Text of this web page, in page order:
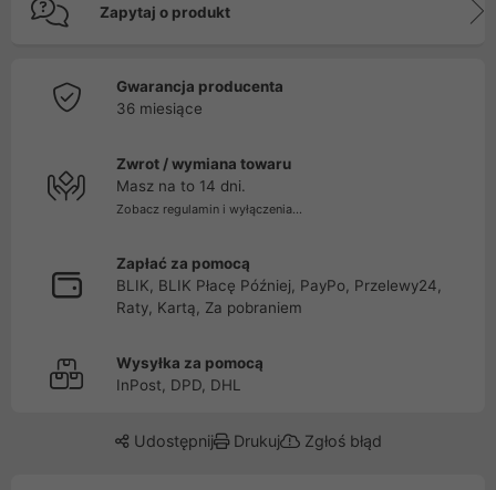
Zapytaj o produkt
Gwarancja producenta
36 miesiące
Zwrot / wymiana towaru
Masz na to 14 dni.
Zobacz regulamin i wyłączenia...
Zapłać za pomocą
BLIK, BLIK Płacę Później, PayPo, Przelewy24,
Raty, Kartą, Za pobraniem
Wysyłka za pomocą
InPost, DPD, DHL
Udostępnij Drukuj Zgłoś błąd